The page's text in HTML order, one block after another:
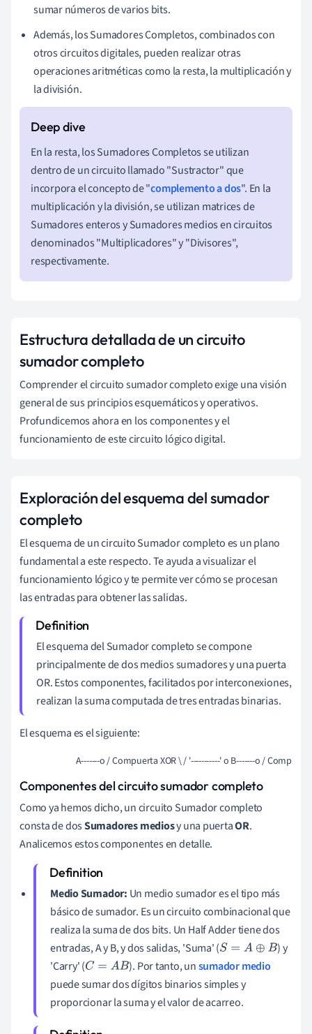
sumar números de varios bits.
Además, los Sumadores Completos, combinados con
otros circuitos digitales, pueden realizar otras
operaciones aritméticas como la resta, la multiplicación y
la división.
En la resta, los Sumadores Completos se utilizan
dentro de un circuito llamado "Sustractor" que
incorpora el concepto de "complemento a dos". En la
multiplicación y la división, se utilizan matrices de
Sumadores enteros y Sumadores medios en circuitos
denominados "Multiplicadores" y "Divisores",
respectivamente.
Estructura detallada de un circuito
sumador completo
Comprender el circuito sumador completo exige una visión
general de sus principios esquemáticos y operativos.
Profundicemos ahora en los componentes y el
funcionamiento de este circuito lógico digital.
Exploración del esquema del sumador
completo
El esquema de un circuito Sumador completo es un plano
fundamental a este respecto. Te ayuda a visualizar el
funcionamiento lógico y te permite ver cómo se procesan
las entradas para obtener las salidas.
El esquema del Sumador completo se compone
principalmente de dos medios sumadores y una puerta
OR. Estos componentes, facilitados por interconexiones,
realizan la suma computada de tres entradas binarias.
El esquema es el siguiente:
A-------o / Compuerta XOR \ / '-----------' o B-------o /
Componentes del circuito sumador completo
Como ya hemos dicho, un circuito Sumador completo
consta de dosSumadores mediosy una puertaOR.
Analicemos estos componentes en detalle.
Medio Sumador: Un medio sumador es el tipo más
básico de sumador. Es un circuito combinacional que
realiza la suma de dos bits. Un Half Adder tiene dos
entradas, A y B, y dos salidas, 'Suma' (S= A⊕B
) y
'Carry' (C= AB ). Por tanto, unsumador medio
puede sumar dos dígitos binarios simples y
proporcionar la suma y el valor de acarreo.